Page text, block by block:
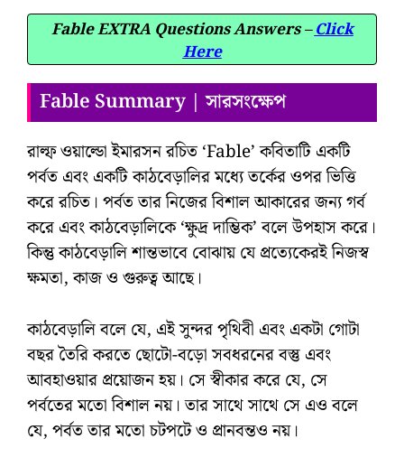
Fable EXTRA Questions Answers –Click
Here
Fable Summary | সারসংক্ষেপ
রাল্ফ ওয়াল্ডো ইমারসন রচিত ‘Fable’ কবিতাটি একটি
পর্বত এবং একটি কাঠবেড়ালির মধ্যে তর্কের ওপর ভিত্তি
করে রচিত। পর্বত তার নিজের বিশাল আকারের জন্য গর্ব
করে এবং কাঠবেড়ালিকে ‘ক্ষুদ্র দাম্ভিক’ বলে উপহাস করে।
কিন্তু কাঠবেড়ালি শান্তভাবে বোঝায় যে প্রত্যেকেরই নিজস্ব
ক্ষমতা, কাজ ও গুরুত্ব আছে।
কাঠবেড়ালি বলে যে, এই সুন্দর পৃথিবী এবং একটা গোটা
বছর তৈরি করতে ছোটো-বড়ো সবধরনের বস্তু এবং
আবহাওয়ার প্রয়োজন হয়। সে স্বীকার করে যে, সে
পর্বতের মতো বিশাল নয়। তার সাথে সাথে সে এও বলে
যে, পর্বত তার মতো চটপটে ও প্রানবন্তও নয়।